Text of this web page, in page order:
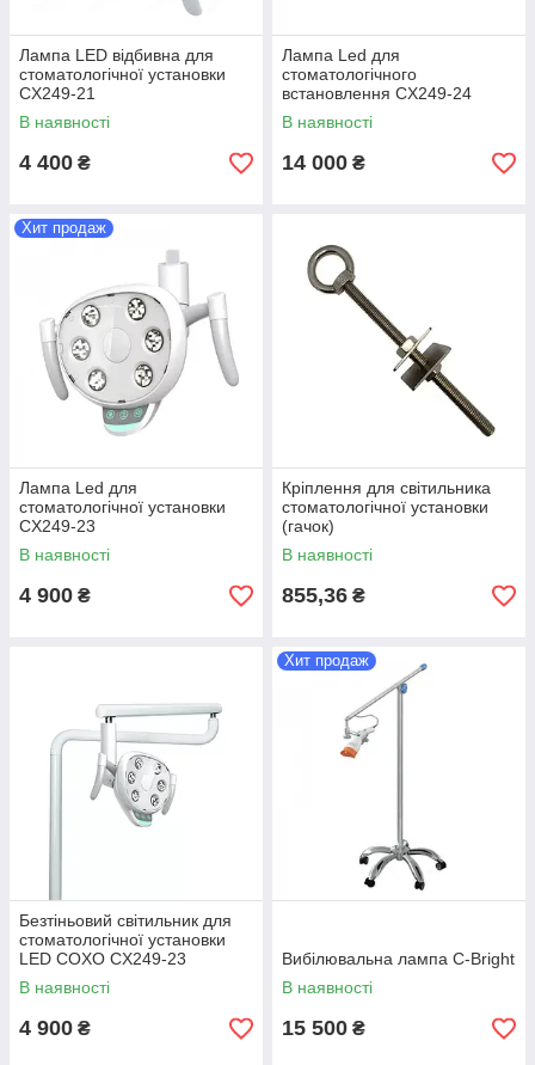
Лампа LED відбивна для
стоматологічної установки
CX249-21
В наявності
4 400 ₴
Лампа Led для
стоматологічного
встановлення CX249-24
В наявності
14 000 ₴
Хит продаж
Лампа Led для
стоматологічної установки
CX249-23
В наявності
4 900 ₴
Кріплення для світильника
стоматологічної установки
(гачок)
В наявності
855,36 ₴
Безтіньовий світильник для
стоматологічної установки
LED COXO CX249-23
В наявності
4 900 ₴
Хит продаж
Вибілювальна лампа C-Bright
В наявності
15 500 ₴